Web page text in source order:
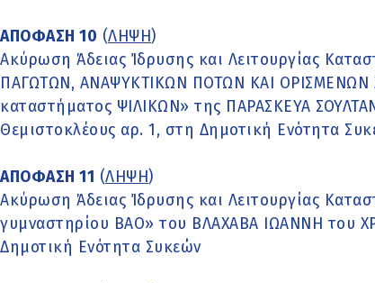
ΑΠΟΦΑΣΗ 10 (ΛΗΨΗ)
Ακύρωση Άδειας Ίδρυσης και Λειτουργίας
ΠΑΓΩΤΩΝ, ΑΝΑΨΥΚΤΙΚΩΝ ΠΟΤΩΝ ΚΑΙ
καταστήματος ΨΙΛΙΚΩΝ» της ΠΑΡΑΣΚΕΥΑ
Θεμιστοκλέους αρ. 1, στη Δημοτική Ενότητα
ΑΠΟΦΑΣΗ 11 (ΛΗΨΗ)
Ακύρωση Άδειας Ίδρυσης και Λειτουργίας
γυμναστηρίου ΒΑΟ» του ΒΛΑΧΑΒΑ ΙΩΑΝΝΗ του
Δημοτική Ενότητα Συκεών